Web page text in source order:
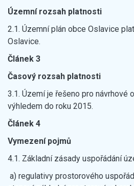
Územní rozsah platnosti
2.1. Územní plán obce Oslavice
Oslavice.
Článek 3
Časový rozsah platnosti
3.1. Území je řešeno pro návrhové
výhledem do roku 2015.
Článek 4
Vymezení pojmů
4.1. Základní zásady uspořádání
a) regulativy prostorového